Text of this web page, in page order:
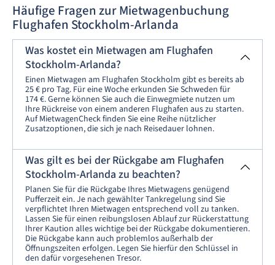
Häufige Fragen zur Mietwagenbuchung
Flughafen Stockholm-Arlanda
Was kostet ein Mietwagen am Flughafen
Stockholm-Arlanda?
Einen Mietwagen am Flughafen Stockholm gibt es bereits ab
25 € pro Tag. Für eine Woche erkunden Sie Schweden für
174 €. Gerne können Sie auch die Einwegmiete nutzen um
Ihre Rückreise von einem anderen Flughafen aus zu starten.
Auf MietwagenCheck finden Sie eine Reihe nützlicher
Zusatzoptionen, die sich je nach Reisedauer lohnen.
Was gilt es bei der Rückgabe am Flughafen
Stockholm-Arlanda zu beachten?
Planen Sie für die Rückgabe Ihres Mietwagens genügend
Pufferzeit ein. Je nach gewählter Tankregelung sind Sie
verpflichtet Ihren Mietwagen entsprechend voll zu tanken.
Lassen Sie für einen reibungslosen Ablauf zur Rückerstattung
Ihrer Kaution alles wichtige bei der Rückgabe dokumentieren.
Die Rückgabe kann auch problemlos außerhalb der
Öffnungszeiten erfolgen. Legen Sie hierfür den Schlüssel in
den dafür vorgesehenen Tresor.